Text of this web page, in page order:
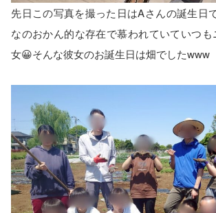
先日この写真を撮った日はAさんの誕生日
なのおかん的な存在で慕われていていつ
女😀そんな彼女のお誕生日は畑でしたwww